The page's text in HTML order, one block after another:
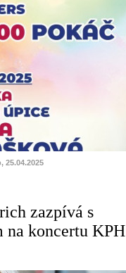
25.04.2025
zazpívá s
na koncertu KPH